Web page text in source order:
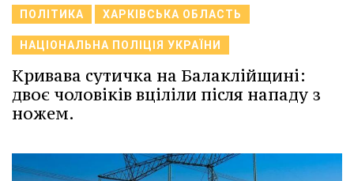
ПОЛІТИКА ХАРКІВСЬКА ОБЛАСТЬ
НАЦІОНАЛЬНА ПОЛІЦІЯ УКРАЇНИ
Кривава сутичка на Балаклійщині:
двоє чоловіків вціліли після нападу з
ножем.